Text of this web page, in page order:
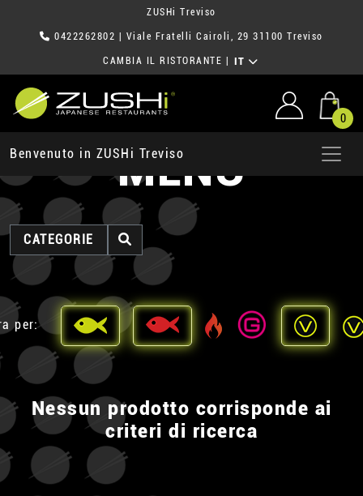
ZUSHi Treviso
0422262802 | Viale Fratelli Cairoli, 29 31100 Treviso
CAMBIA IL RISTORANTE IT
0
Benvenuto in ZUSHi TrevisoMENU
CATEGORIE
per:
Nessun prodotto corrisponde ai
criteri di ricerca